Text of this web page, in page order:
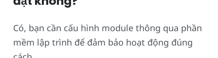
Có, bạn cần cấu hình module thông qua phần
mềm lập trình để đảm bảo hoạt động đúng